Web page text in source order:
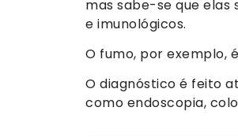
mas sabe-se que elas
e imunológicos.
O fumo, por exemplo,
O diagnóstico é feito
como endoscopia,